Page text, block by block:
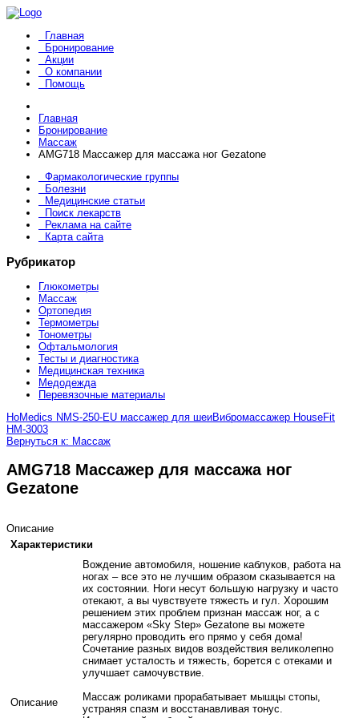
Главная
Бронирование
Акции
О компании
Помощь
Главная
Бронирование
Массаж
AMG718 Массажер для массажа ног Gezatone
Фармакологические группы
Болезни
Медицинские статьи
Поиск лекарств
Реклама на сайте
Карта сайта
Рубрикатор
Глюкометры
Массаж
Ортопедия
Термометры
Тонометры
Офтальмология
Тесты и диагностика
Медицинская техника
Медодежда
Перевязочные материалы
HoMedics NMS-250-EU массажер для шеиВибромассажер HouseFit
HM-3003
Вернуться к: Массаж
AMG718 Массажер для массажа ног
Gezatone
Описание
Характеристики
Описание
Вождение автомобиля, ношение каблуков, работа на
ногах – все это не лучшим образом сказывается на
их состоянии. Ноги несут большую нагрузку и часто
отекают, а вы чувствуете тяжесть и гул. Хорошим
решением этих проблем признан массаж ног, а с
массажером «Sky Step» Gezatone вы можете
регулярно проводить его прямо у себя дома!
Сочетание разных видов воздействия великолепно
снимает усталость и тяжесть, борется с отеками и
улучшает самочувствие.
Массаж роликами прорабатывает мышцы стопы,
устраняя спазм и восстанавливая тонус.